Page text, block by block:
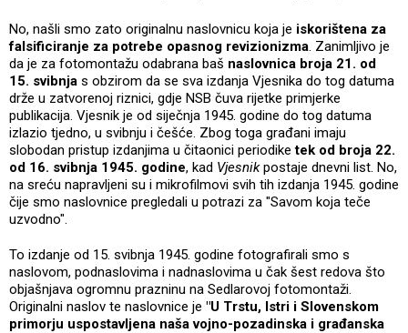
No, našli smo zato originalnu naslovnicu koja je iskorištena za
falsificiranje za potrebe opasnog revizionizma. Zanimljivo je
da je za fotomontažu odabrana baš naslovnica broja 21. od
15. svibnja s obzirom da se sva izdanja Vjesnika do tog datuma
drže u zatvorenoj riznici, gdje NSB čuva rijetke primjerke
publikacija. Vjesnik je od siječnja 1945. godine do tog datuma
izlazio tjedno, u svibnju i češće. Zbog toga građani imaju
slobodan pristup izdanjima u čitaonici periodike tek od broja 22.
od 16. svibnja 1945. godine, kad Vjesnikpostaje dnevni list. No,
na sreću napravljeni su i mikrofilmovi svih tih izdanja 1945. godine
čije smo naslovnice pregledali u potrazi za "Savom koja teče
uzvodno".
To izdanje od 15. svibnja 1945. godine fotografirali smo s
naslovom, podnaslovima i nadnaslovima u čak šest redova što
objašnjava ogromnu prazninu na Sedlarovoj fotomontaži.
Originalni naslov te naslovnice je "U Trstu, Istri i Slovenskom
primorju uspostavljena naša vojno-pozadinska i građanska